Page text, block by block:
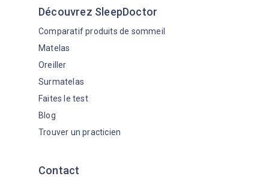
Découvrez SleepDoctor
Contact
Matelas
Comparatif produits de sommeil
Oreiller
Surmatelas
Blog
Trouver un practicien
Faites le test